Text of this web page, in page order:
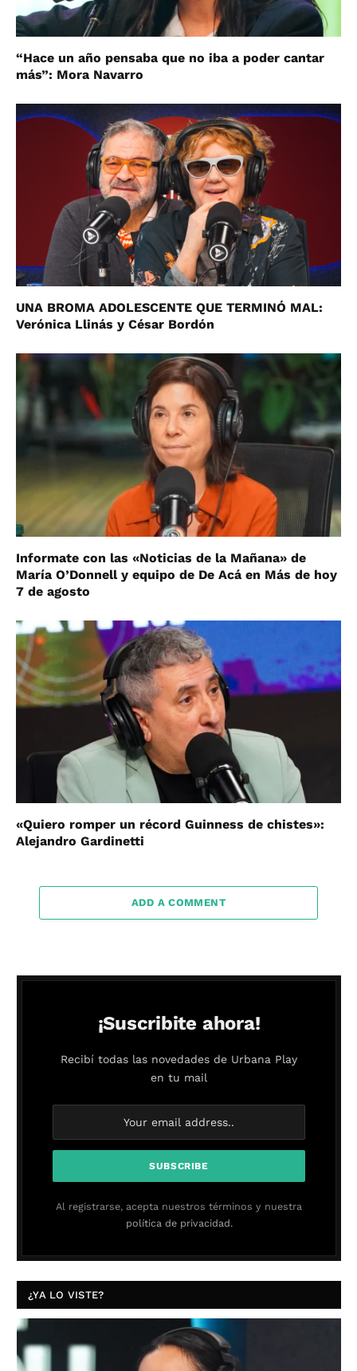
“Hace un año pensaba que no iba a poder cantar
más”: Mora Navarro
UNA BROMA ADOLESCENTE QUE TERMINÓ MAL:
Verónica Llinás y César Bordón
Informate con las «Noticias de la Mañana» de
María O’Donnell y equipo de De Acá en Más de hoy
7 de agosto
«Quiero romper un récord Guinness de chistes»:
Alejandro Gardinetti
ADD A COMMENT
¡Suscribite ahora!
Recibí todas las novedades de Urbana Play
en tu mail
Al registrarse, acepta nuestros términos y nuestra
política de privacidad.
¿YA LO VISTE?